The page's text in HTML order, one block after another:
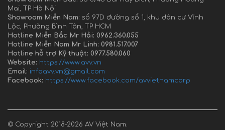
Mai, TP Hà Nội
Showroom Miền Nam: số 97D đường số 1, khu dân cư Vĩnh
Lộc, Phường Bình Tân, TP HCM
Hotline Miền Bắc Mr Hải: 0962.360.055
Hotline Miền Nam Mr Linh: 0981.517.007
Hotline hỗ trợ Kỹ thuật: 0977.580.060
Website: https://www.avv.vn
Email: infoavv.vn@gmail.com
Facebook: https://www.facebook.com/avvietnamcorp
© Copyright 2018-2026 AV Việt Nam.